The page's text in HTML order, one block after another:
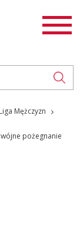
Mężczyzn
pożegnanie